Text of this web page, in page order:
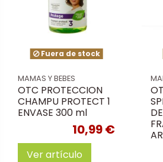
Fuera de stock
MAMAS Y BEBES
OTC PROTECCION
CHAMPU PROTECT 1
ENVASE 300 ml
10,99 €
Ver artículo